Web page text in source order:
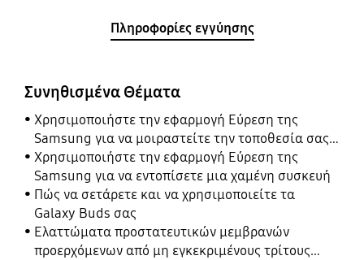
Πληροφορίες εγγύησης
Συνηθισμένα Θέματα
Χρησιμοποιήστε την εφαρμογή Εύρεση της
Samsung για να μοιραστείτε την τοποθεσία σας
με τους φίλους, το παιδί, την οικογένειά σας και
άλλες επαφές
Χρησιμοποιήστε την εφαρμογή Εύρεση της
Samsung για να εντοπίσετε μια χαμένη συσκευή
Πώς να σετάρετε και να χρησιμοποιείτε τα
Galaxy Buds σας
Ελαττώματα προστατευτικών μεμβρανών
προερχόμενων από μη εγκεκριμένους τρίτους